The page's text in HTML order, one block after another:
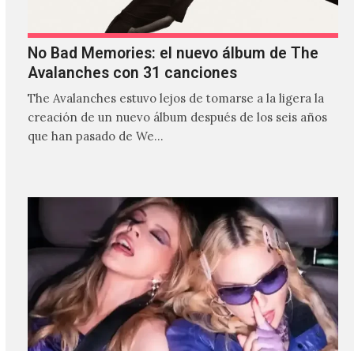
No Bad Memories: el nuevo álbum de The
Avalanches con 31 canciones
The Avalanches estuvo lejos de tomarse a la ligera la
creación de un nuevo álbum después de los seis años
que han pasado de We…